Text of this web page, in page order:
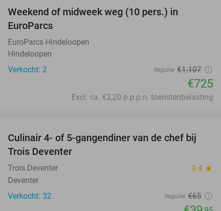
Weekend of midweek weg (10 pers.) in
EuroParcs
EuroParcs Hindeloopen
Hindeloopen
Verkocht: 2
Regulier €1.107
€725
Excl. ca. €2,20 p.p.p.n. toeristenbelasting
39%
Culinair 4- of 5-gangendiner van de chef bij
Trois Deventer
Trois Deventer 9.4 star
Deventer
Verkocht: 32
Regulier €65